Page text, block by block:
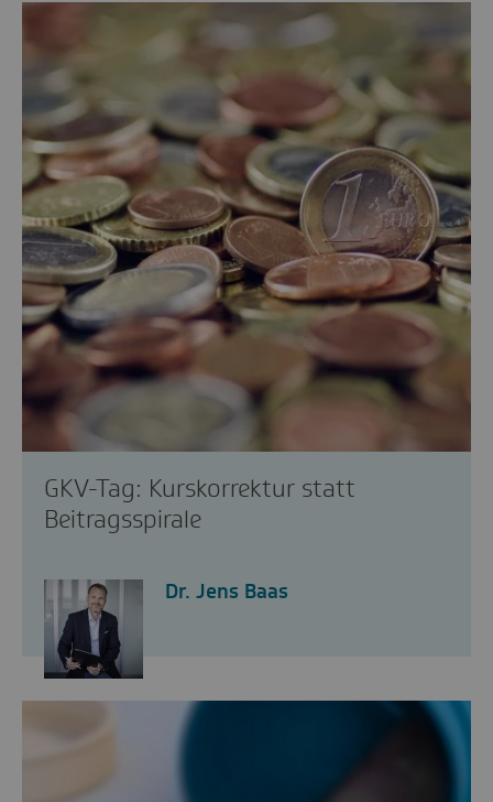
GKV-Tag: Kurskorrektur statt
Beitragsspirale
Dr. Jens Baas